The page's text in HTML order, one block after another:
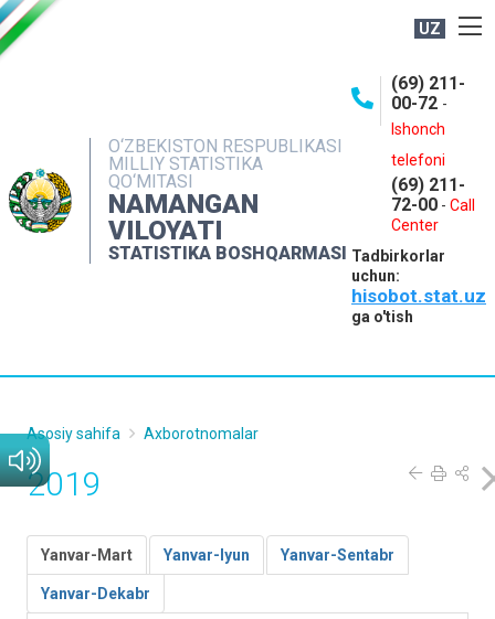
UZ
O‘ZBEKISTON RESPUBLIKASI
MILLIY STATISTIKA
QO‘MITASI
NAMANGAN
VILOYATI
STATISTIKA BOSHQARMASI
(69) 211-
00-72 -
Ishonch
telefoni
(69) 211-
72-00 - Call
Center
Tadbirkorlar
uchun:
hisobot.stat.uz
ga o'tish
NASHRLAR
INTERAKTIV XIZMATLAR
MATBUOT XIZMATI
MUROJAATLAR
Asosiy sahifa Axborotnomalar
2019
Yanvar-Mart Yanvar-Iyun Yanvar-Sentabr
Yanvar-Dekabr